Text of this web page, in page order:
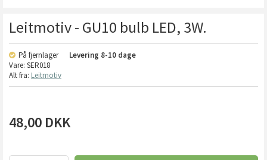
Leitmotiv - GU10 bulb LED, 3W.
På fjernlager Levering 8-10 dage
Vare: SER018
Alt fra: Leitmotiv
48,00 DKK